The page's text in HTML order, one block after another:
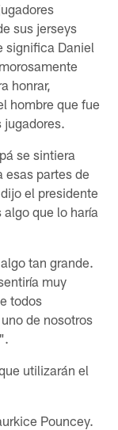
sus jerseys
significa Daniel
honrar,
hombre que fue
jugadores.
se sintiera
esas partes de
el presidente
que lo haría
tan grande.
muy
todos
de nosotros
utilizarán el
Pouncey.